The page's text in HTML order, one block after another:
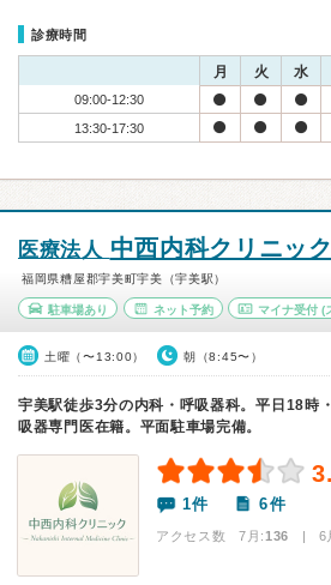
診療時間
月 火 水
09:00-12:30
13:30-17:30
医療法人 中西内科クリニック
福岡県糟屋郡宇美町宇美（宇美駅）
駐車場あり ネット予約 マイナ受付 (
土曜（〜13:00） 朝（8:45〜）
宇美駅徒歩3分の内科・呼吸器科。平日18時
吸器専門医在籍。平面駐車場完備。
1件 6件
アクセス数 7月:136 | 6